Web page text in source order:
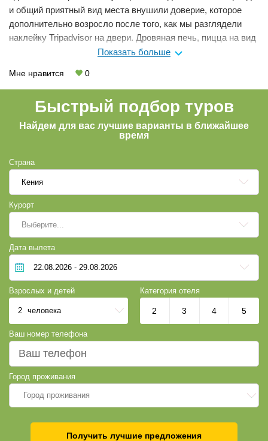
и общий приятный вид места внушили доверие, которое
дополнительно возросло после того, как мы разглядели
наклейку Tripadvisor на двери. Дровяная печь, пицца на вид
и на вкус довольно хороша, но с твердой корочкой.
довольно большие, а цены вполне себе приемлемые.
Показать больше
Мне нравится 0
Быстрый подбор туров
Найдем для вас лучшие варианты в ближайшее
время
Страна
Кения
Курорт
Выберите...
Дата вылета
Взрослых и детей
2 человека
Категория отеля
2 3 4 5
Ваш номер телефона
Город проживания
Город проживания
Получить лучшие предложения